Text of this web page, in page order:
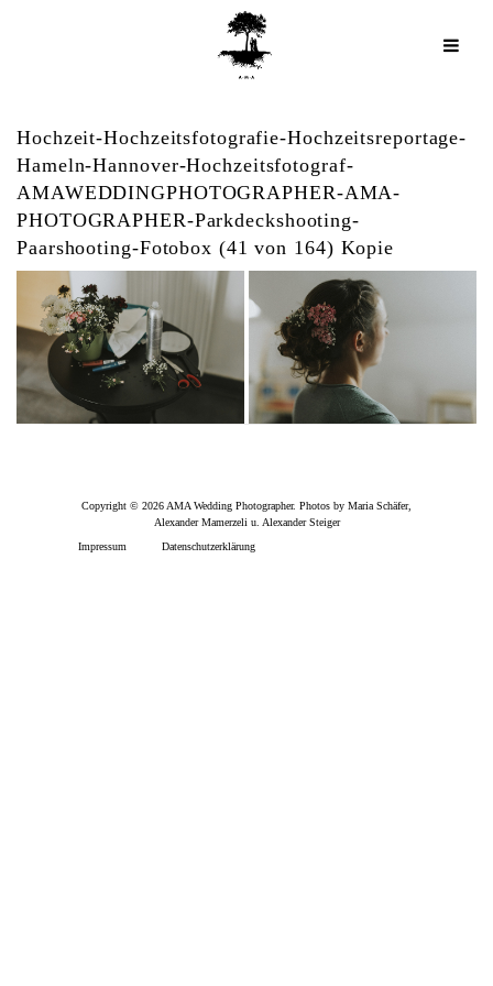
Hochzeit-Hochzeitsfotografie-Hochzeitsreportage-
Hameln-Hannover-Hochzeitsfotograf-
AMAWEDDINGPHOTOGRAPHER-AMA-
PHOTOGRAPHER-Parkdeckshooting-
Paarshooting-Fotobox (41 von 164) Kopie
Copyright © 2026 AMA Wedding Photographer. Photos by Maria Schäfer,
Alexander Mamerzeli u. Alexander Steiger
Impressum
Datenschutzerklärung